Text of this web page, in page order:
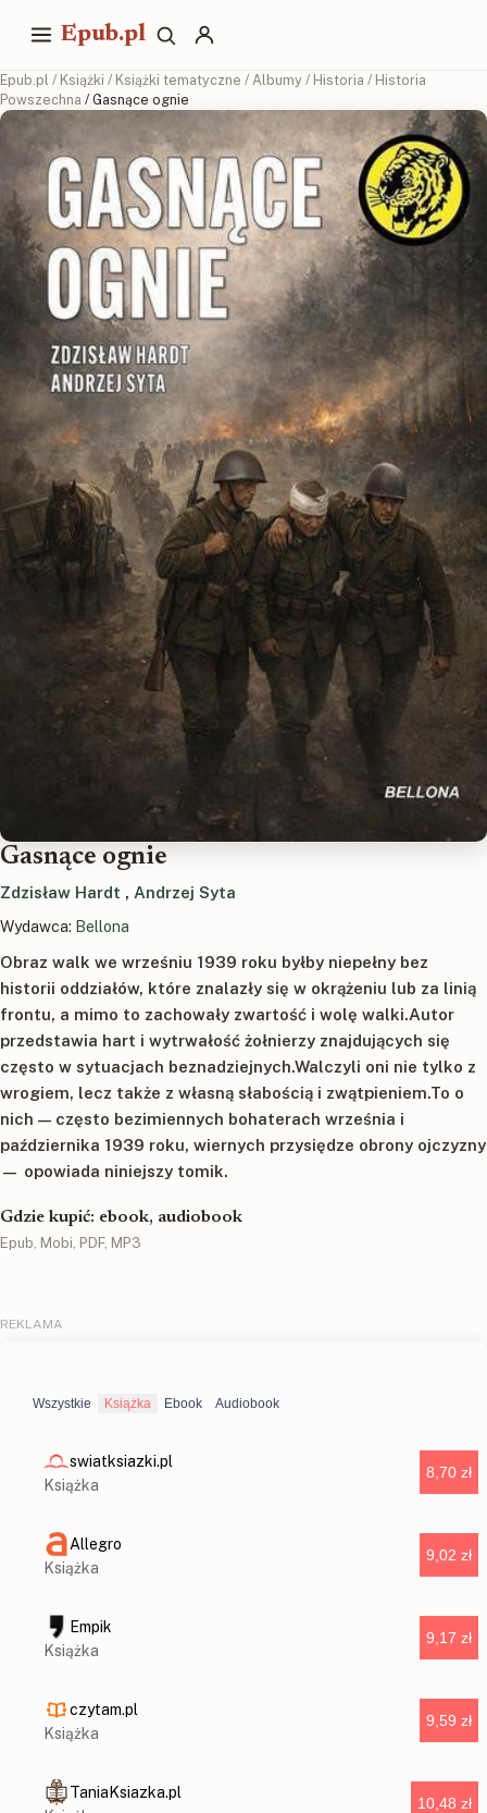
Epub.pl
Epub.pl / Książki / Książki tematyczne / Albumy / Historia / Historia
Powszechna / Gasnące ognie
Gasnące ognie
Zdzisław Hardt , Andrzej Syta
Wydawca: Bellona
Obraz walk we wrześniu 1939 roku byłby niepełny bez
historii oddziałów, które znalazły się w okrążeniu lub za linią
frontu, a mimo to zachowały zwartość i wolę walki.Autor
przedstawia hart i wytrwałość żołnierzy znajdujących się
często w sytuacjach beznadziejnych.Walczyli oni nie tylko z
wrogiem, lecz także z własną słabością i zwątpieniem.To o
nich — często bezimiennych bohaterach września i
października 1939 roku, wiernych przysiędze obrony ojczyzny
— opowiada niniejszy tomik.
Gdzie kupić: ebook, audiobook
Epub, Mobi, PDF, MP3